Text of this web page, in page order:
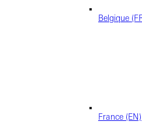
Belgique
France (EN)